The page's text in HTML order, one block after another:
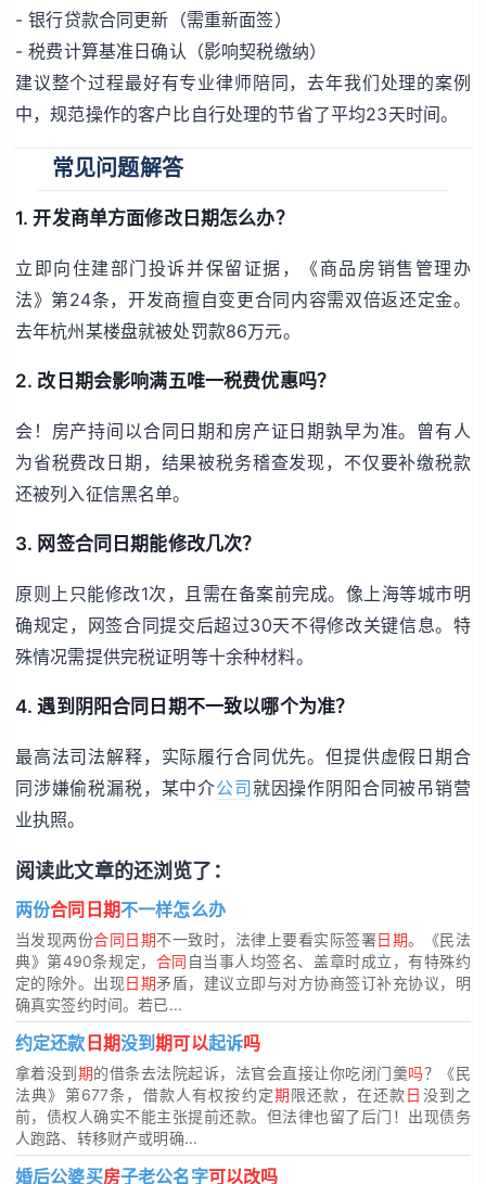
- 银行贷款合同更新（需重新面签）
- 税费计算基准日确认（影响契税缴纳）
建议整个过程最好有专业律师陪同，去年我们处理的案例
中，规范操作的客户比自行处理的节省了平均23天时间。
常见问题解答
1. 开发商单方面修改日期怎么办？
立即向住建部门投诉并保留证据，《商品房销售管理办
法》第24条，开发商擅自变更合同内容需双倍返还定金。
去年杭州某楼盘就被处罚款86万元。
2. 改日期会影响满五唯一税费优惠吗？
会！房产持间以合同日期和房产证日期孰早为准。曾有人
为省税费改日期，结果被税务稽查发现，不仅要补缴税款
还被列入征信黑名单。
3. 网签合同日期能修改几次？
原则上只能修改1次，且需在备案前完成。像上海等城市明
确规定，网签合同提交后超过30天不得修改关键信息。特
殊情况需提供完税证明等十余种材料。
4. 遇到阴阳合同日期不一致以哪个为准？
最高法司法解释，实际履行合同优先。但提供虚假日期合
同涉嫌偷税漏税，某中介公司就因操作阴阳合同被吊销营
业执照。
阅读此文章的还浏览了：
两份合同日期不一样怎么办
当发现两份合同日期不一致时，法律上要看实际签署日期。《民法
典》第490条规定， 合同 自当事人均签名、盖章时成立，有特殊约
定的除外。出现日期矛盾，建议立即与对方协商签订补充协议，明
确真实签约时间。若已...
约定还款 日期没到期可以起诉吗
拿着没到期的借条去法院起诉，法官会直接让你吃闭门羹吗？《民
法典》第677条，借款人有权按约定期限还款，在还款日 没到之
前，债权人确实不能主张提前还款。但法律也留了后门！出现债务
人跑路、转移财产或明确...
婚后公婆买房子老公名字可以改吗